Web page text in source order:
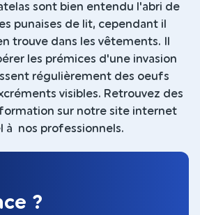
sont bien entendu l'abri de
punaises de lit, cependant il
trouve dans les vêtements. Il
les prémices d'une invasion
régulièrement des oeufs
visibles. Retrouvez des
sur notre site internet
à nos professionnels.
?